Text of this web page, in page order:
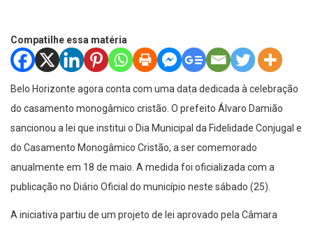
Compatilhe essa matéria
Belo Horizonte agora conta com uma data dedicada à celebração
do casamento monogâmico cristão. O prefeito Álvaro Damião
sancionou a lei que institui o Dia Municipal da Fidelidade Conjugal e
do Casamento Monogâmico Cristão, a ser comemorado
anualmente em 18 de maio. A medida foi oficializada com a
publicação no Diário Oficial do município neste sábado (25).
A iniciativa partiu de um projeto de lei aprovado pela Câmara